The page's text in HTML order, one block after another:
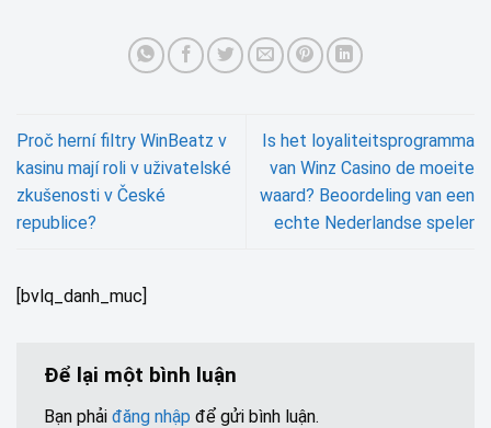
Proč herní filtry WinBeatz v
kasinu mají roli v uživatelské
zkušenosti v České
republice?
Is het loyaliteitsprogramma
van Winz Casino de moeite
waard? Beoordeling van een
echte Nederlandse speler
[bvlq_danh_muc]
Để lại một bình luận
Bạn phải đăng nhập để gửi bình luận.